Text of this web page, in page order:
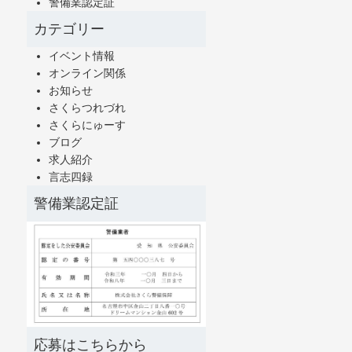
警備業認定証
カテゴリー
イベント情報
オンライン関係
お知らせ
さくらつれづれ
さくらにゅーす
ブログ
求人紹介
言志四録
警備業認定証
応募はこちらから